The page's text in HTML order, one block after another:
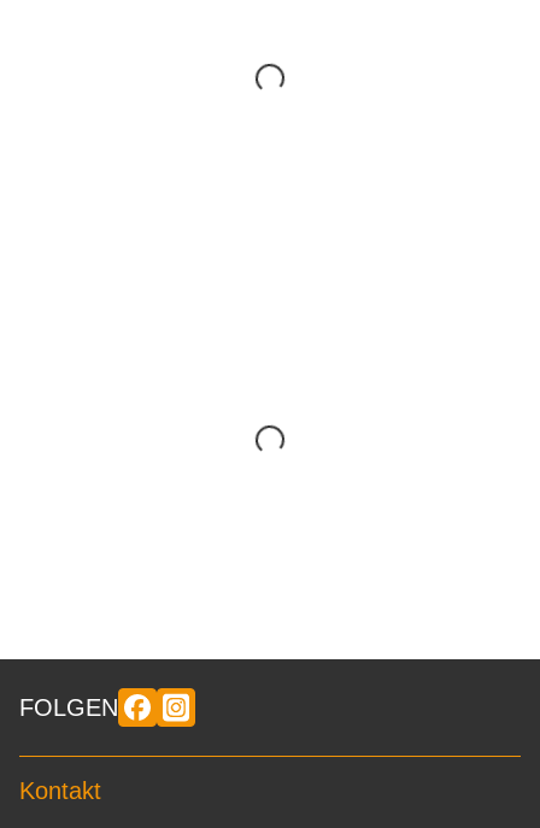
FOLGEN
Kontakt